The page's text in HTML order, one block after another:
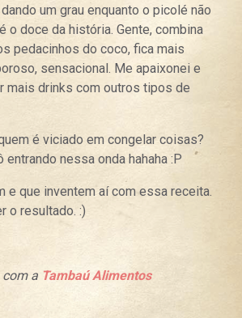
um grau enquanto o picolé não
o doce da história. Gente, combina
pedacinhos do coco, fica mais
sensacional. Me apaixonei e
mais drinks com outros tipos de
é viciado em congelar coisas?
entrando nessa onda hahaha :P
e que inventem aí com essa receita.
o resultado. :)
com a Tambaú Alimentos